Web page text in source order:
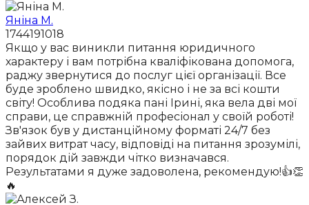
Яніна М.
1744191018
Якщо у вас виникли питання юридичного
характеру і вам потрібна кваліфікована допомога,
раджу звернутися до послуг цієї організації. Все
буде зроблено швидко, якісно і не за всі кошти
світу! Особлива подяка пані Ірині, яка вела дві мої
справи, це справжній професіонал у своїй роботі!
Зв'язок був у дистанційному форматі 24/7 без
зайвих витрат часу, відповіді на питання зрозумілі,
порядок дій завжди чітко визначався.
Результатами я дуже задоволена, рекомендую!👍👏
🔥